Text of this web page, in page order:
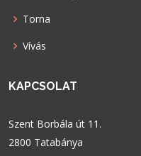
Torna
Vívás
KAPCSOLAT
Szent Borbála út 11.
2800 Tatabánya